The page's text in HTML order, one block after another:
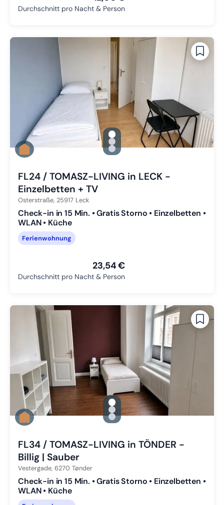
Durchschnitt pro Nacht & Person
gallery.slide_selector
Zu Slide 1 wechseln
Zu Slide 2 wechseln
Zu Slide 3 wechseln
FL24 / TOMASZ-LIVING in LECK -
Einzelbetten + TV
Osterstraße, 25917 Leck
Check-in in 15 Min. • Gratis Storno • Einzelbetten •
WLAN • Küche
Ferienwohnung
23,54 €
Durchschnitt pro Nacht & Person
gallery.slide_selector
Zu Slide 1 wechseln
Zu Slide 2 wechseln
Zu Slide 3 wechseln
FL34 / TOMASZ-LIVING in TÖNDER -
Billig | Sauber
Vestergade, 6270 Tønder
Check-in in 15 Min. • Gratis Storno • Einzelbetten •
WLAN • Küche